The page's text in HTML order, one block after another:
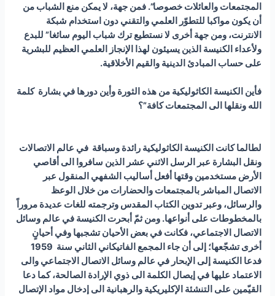
المجتمعات والعائلات خصوصا”. فمن جهة، لا يمكن منع الشباب من
أن يكون مواكبا للتطوّر العلمي والتقني دون استخدام شبكة
الانترنت، ومن جهة أخرى لا نستطيع ترك شباب اليوم سائغا” للبدع
ولأعداء الكنيسة الذين يسيئون لهذا الإنجاز العلمي العظيم للبشرية
على حساب المبادئ الدينية والقيم الأخلاقية.
فأين الكنيسة الكاثوليكية من هذه الثورة وأين دورها في بشارة كلمة
الله ونقلها الى المجتمعات كافة”؟
لطالما كانت الكنيسة الكاثوليكية رائدة وسباقة في عالم الاتصالات
ونقل البشارة عبر الرسل الاثني عشر الذين سافروا الى أقاصي
الأرض مستخدمين وقتها أفعل أساليب الشفهي المنقول عبر
الاتصال المباشر بالمجتمعات والحضارات من خلال الوعظ
والرسائل، وعبر تدوين الكتاب المقدس وترجمته للغات عديدة مروراً
بالمخطوطات على أنواعها. ومن ثمّ أبحرت الكنيسة في عالم وسائل
الاتصال الاجتماعي، فكانت في بعض الأحيان تشجبها وفي أحيانٍ
أخرى تشجّعها؛ إلى أن جاء المجمع الفاتيكاني الثاني سنة 1959
فدعا الكنيسة إلى الإبحار في عالم وسائل الاتصال الاجتماعي والى
الاعتماد عليها في إيصال الكلمة الى ذوي الإرادة الصالحة، كما دعا
القيّمين على التنشئة الإكليريكية والرهبانية الى إدخال مواد الإتصال